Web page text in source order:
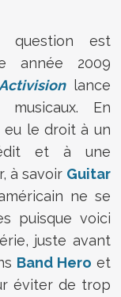
est
année 2009
Activisionlance
En
eu le droit à un
et à une
à savoir Guitar
ne se
puisque voici
juste avant
Band Hero et
éviter de trop